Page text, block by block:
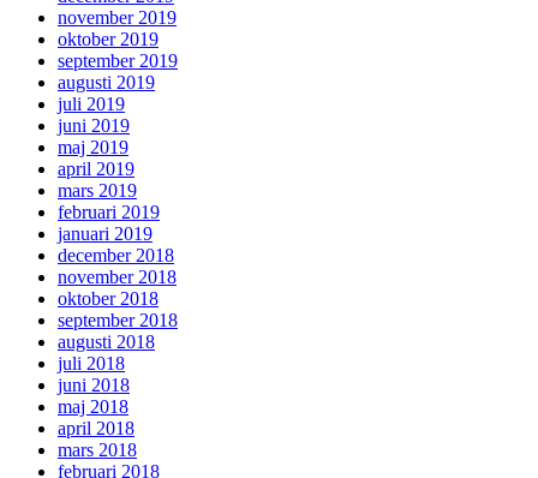
november 2019
oktober 2019
september 2019
augusti 2019
juli 2019
juni 2019
maj 2019
april 2019
mars 2019
februari 2019
januari 2019
december 2018
november 2018
oktober 2018
september 2018
augusti 2018
juli 2018
juni 2018
maj 2018
april 2018
mars 2018
februari 2018